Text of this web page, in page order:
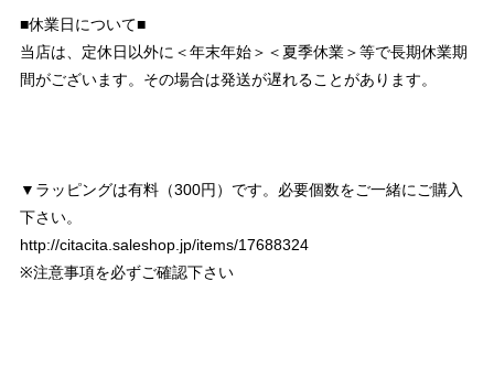
■休業日について■
当店は、定休日以外に＜年末年始＞＜夏季休業＞等で長期休業期
間がございます。その場合は発送が遅れることがあります。
▼ラッピングは有料（300円）です。必要個数をご一緒にご購入
下さい。
http://citacita.saleshop.jp/items/17688324
※注意事項を必ずご確認下さい